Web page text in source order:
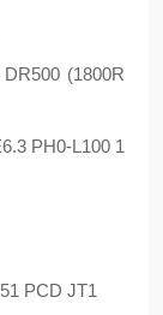
(1800R
PH0-L100 1
PCD JT1